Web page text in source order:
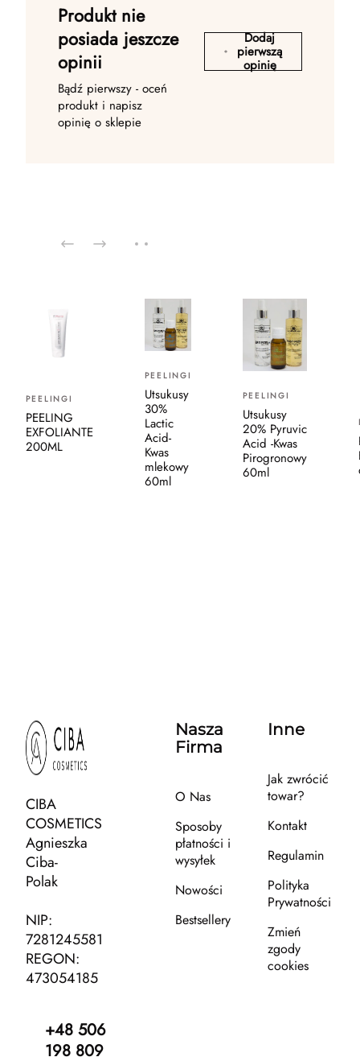
Produkt nie
posiada jeszcze
opinii
Bądź pierwszy - oceń
produkt i napisz
opinię o sklepie
Dodaj
pierwszą
opinię
PEELINGI
PEELING
EXFOLIANTE
200ML
PEELINGI
Utsukusy
30%
Lactic
Acid-
Kwas
mlekowy
60ml
PEELINGI
Utsukusy
20% Pyruvic
Acid -Kwas
Pirogronowy
60ml
CIBA
COSMETICS
Agnieszka
Ciba-
Polak
NIP:
7281245581
REGON:
473054185
+48 506
198 809
Nasza
Firma
O Nas
Sposoby
płatności i
wysyłek
Nowości
Bestsellery
Inne
Jak zwrócić
towar?
Kontakt
Regulamin
Polityka
Prywatności
Zmień
zgody
cookies